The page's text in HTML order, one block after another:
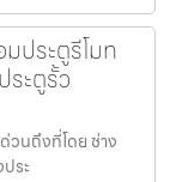
ประตูรีโมท
ระตูรั้ว
วนถึงที่โดย ช่าง
ระ